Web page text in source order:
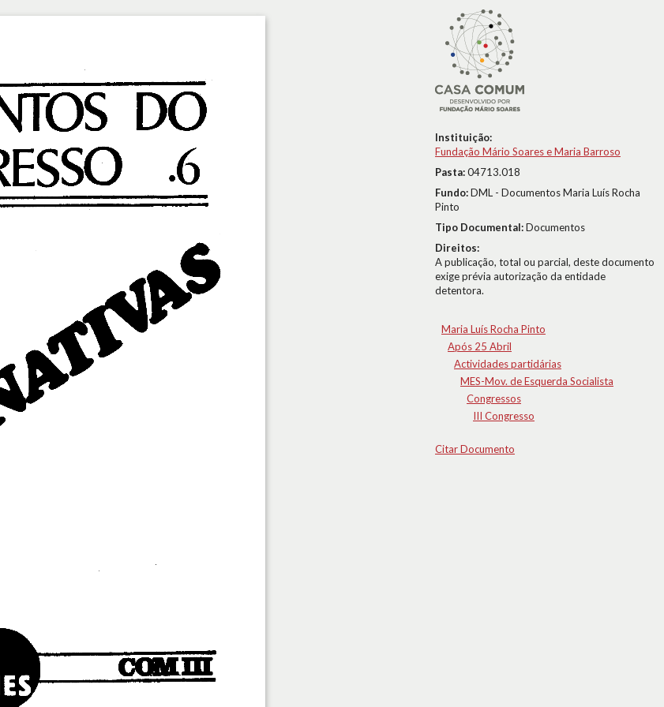
Instituição:
Fundação Mário Soares e Maria Barroso
Pasta:04713.018
Fundo:DML - Documentos Maria Luís Rocha
Pinto
Tipo Documental:Documentos
Direitos:
A publicação, total ou parcial, deste documento
exige prévia autorização da entidade
detentora.
Maria Luís Rocha Pinto
Após 25 Abril
Actividades partidárias
MES-Mov. de Esquerda Socialista
Congressos
III Congresso
Citar Documento